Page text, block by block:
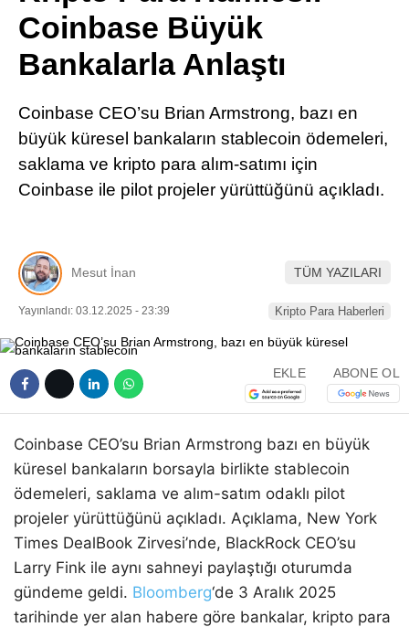
Coinbase Büyük
Bankalarla Anlaştı
Coinbase CEO’su Brian Armstrong, bazı en
büyük küresel bankaların stablecoin ödemeleri,
saklama ve kripto para alım-satımı için
Coinbase ile pilot projeler yürüttüğünü açıkladı.
Mesut İnan TÜM YAZILARI
Yayınlandı: 03.12.2025 - 23:39 Kripto Para Haberleri
EKLE ABONE OL
Coinbase CEO’su Brian Armstrong bazı en büyük
küresel bankaların borsayla birlikte stablecoin
ödemeleri, saklama ve alım-satım odaklı pilot
projeler yürüttüğünü açıkladı. Açıklama, New York
Times DealBook Zirvesi’nde, BlackRock CEO’su
Larry Fink ile aynı sahneyi paylaştığı oturumda
gündeme geldi. Bloomberg‘de 3 Aralık 2025
tarihinde yer alan habere göre bankalar, kripto para